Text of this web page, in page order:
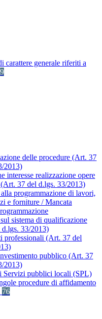
carattere generale riferiti a
9
delle procedure (Art. 37
2013)
interesse realizzazione opere
37 del d.lgs. 33/2013)
programmazione di lavori,
e forniture / Mancata
sistema di qualificazione
33/2013)
professionali (Art. 37 del
pubblico (Art. 37
2013)
Servizi pubblici locali (SPL)
procedure di affidamento
76